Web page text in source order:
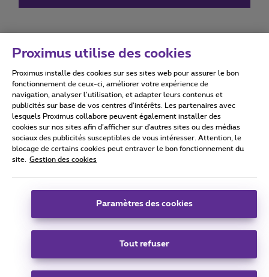
Conditions d'utilisation Accessibility statement
Tous droits réservés. © 2026 Proximus
Conditions générales, info consommateur
Coordonnées de l’entreprise
Boulevard du Roi Albert II 27 - B-1030 Bruxelles.
Carrier & Wholesale Solutions
Proximus utilise des cookies
Proximus installe des cookies sur ses sites web pour assurer le bon
fonctionnement de ceux-ci, améliorer votre expérience de
navigation, analyser l’utilisation, et adapter leurs contenus et
publicités sur base de vos centres d’intérêts. Les partenaires avec
lesquels Proximus collabore peuvent également installer des
cookies sur nos sites afin d’afficher sur d'autres sites ou des médias
sociaux des publicités susceptibles de vous intéresser. Attention, le
blocage de certains cookies peut entraver le bon fonctionnement du
site.
Gestion des cookies
Paramètres des cookies
Tout refuser